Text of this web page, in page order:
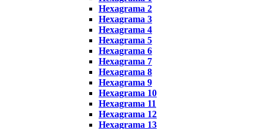
Hexagrama 2
Hexagrama 3
Hexagrama 4
Hexagrama 5
Hexagrama 6
Hexagrama 7
Hexagrama 8
Hexagrama 9
Hexagrama 10
Hexagrama 11
Hexagrama 12
Hexagrama 13